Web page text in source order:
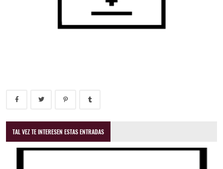
TAL VEZ TE INTERESEN ESTAS ENTRADAS